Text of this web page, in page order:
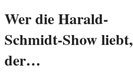
Wer die Harald-
Schmidt-Show liebt,
der…